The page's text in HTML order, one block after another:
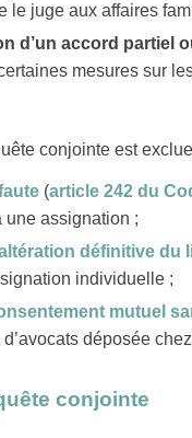
le juge aux affaires
d’un accord partiel
mesures sur
conjointe est
(article 242 du
une assignation ;
définitive du
individuelle ;
mutuel
déposée
conjointe